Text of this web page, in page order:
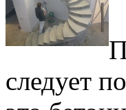
следует